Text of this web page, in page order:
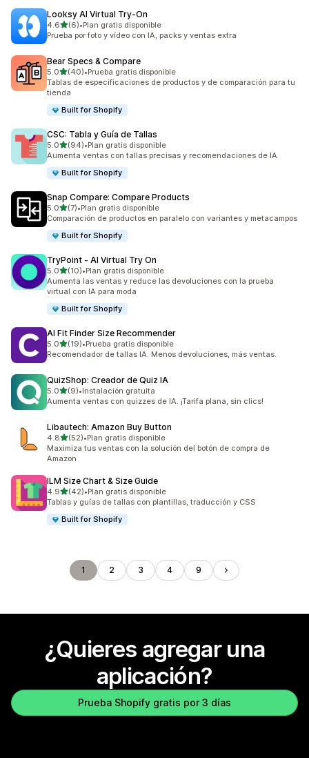
Looksy AI Virtual Try‑On
4.6de 5 estrellas
(6)
6 reseñas en total
•Plan gratis disponible
Prueba por foto y vídeo con IA, packs y ventas extra
Bear Specs & Compare
5.0de 5 estrellas
(40)
40 reseñas en total
•Prueba gratis disponible
Tablas de especificaciones de productos y de comparación para tu
tienda
Built for Shopify
CSC: Tabla y Guía de Tallas
5.0de 5 estrellas
(94)
94 reseñas en total
•Plan gratis disponible
Aumenta ventas con tallas precisas y recomendaciones de IA
Built for Shopify
Snap Compare: Compare Products
5.0de 5 estrellas
(7)
7 reseñas en total
•Plan gratis disponible
Comparación de productos en paralelo con variantes y metacampos
Built for Shopify
TryPoint ‑ AI Virtual Try On
5.0de 5 estrellas
(10)
10 reseñas en total
•Plan gratis disponible
Aumenta las ventas y reduce las devoluciones con la prueba
virtual con IA para moda
Built for Shopify
AI Fit Finder Size Recommender
5.0de 5 estrellas
(19)
19 reseñas en total
•Prueba gratis disponible
Recomendador de tallas IA. Menos devoluciones, más ventas.
QuizShop: Creador de Quiz IA
5.0de 5 estrellas
(9)
9 reseñas en total
•Instalación gratuita
Aumenta ventas con quizzes de IA. ¡Tarifa plana, sin clics!
Libautech: Amazon Buy Button
4.8de 5 estrellas
(52)
52 reseñas en total
•Plan gratis disponible
Maximiza tus ventas con la solución del botón de compra de
Amazon
ILM Size Chart & Size Guide
4.9de 5 estrellas
(42)
42 reseñas en total
•Plan gratis disponible
Tablas y guías de tallas con plantillas, traducción y CSS
Built for Shopify
1 2 3 4 9
¿Quieres agregar una
aplicación?
Prueba Shopify gratis por 3 días